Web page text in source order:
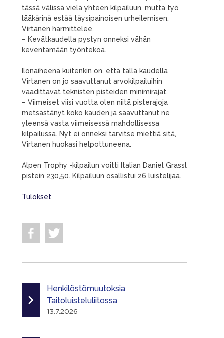
tässä välissä vielä yhteen kilpailuun, mutta työ
lääkärinä estää täysipainoisen urheilemisen,
Virtanen harmittelee.
– Kevätkaudella pystyn onneksi vähän
keventämään työntekoa.
Ilonaiheena kuitenkin on, että tällä kaudella
Virtanen on jo saavuttanut arvokilpailuihin
vaadittavat teknisten pisteiden minimirajat.
– Viimeiset viisi vuotta olen niitä pisterajoja
metsästänyt koko kauden ja saavuttanut ne
yleensä vasta viimeisessä mahdollisessa
kilpailussa. Nyt ei onneksi tarvitse miettiä sitä,
Virtanen huokasi helpottuneena.
Alpen Trophy -kilpailun voitti Italian Daniel Grassl
pistein 230,50. Kilpailuun osallistui 26 luistelijaa.
Tulokset
Henkilöstömuutoksia
Taitoluisteluliitossa
13.7.2026